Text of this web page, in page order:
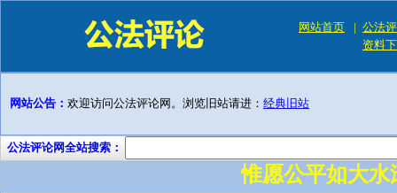
网站首页 | 公法
资料
网站公告： 欢迎访问公法评论网。浏览旧站请进： 经典旧站
公法评论网全站搜索：
惟愿公平如大